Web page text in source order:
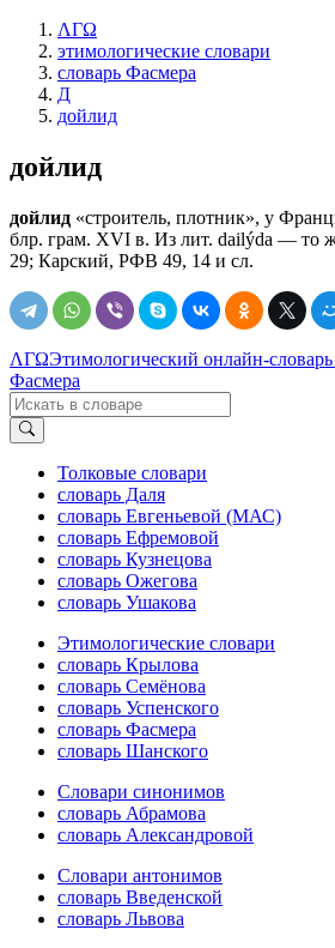
ΛΓΩ
этимологические словари
словарь Фасмера
Д
дойлид
дойлид
дойлид «строитель, плотник», у
блр. грам. XVI в. Из лит. dailýda — то
29; Карский, РФВ 49, 14 и сл.
ΛΓΩЭтимологический онлайн-
Фасмера
Толковые словари
словарь Даля
словарь Евгеньевой (МАС)
словарь Ефремовой
словарь Кузнецова
словарь Ожегова
словарь Ушакова
Этимологические словари
словарь Крылова
словарь Семёнова
словарь Успенского
словарь Фасмера
словарь Шанского
Словари синонимов
словарь Абрамова
словарь Александровой
Словари антонимов
словарь Введенской
словарь Львова